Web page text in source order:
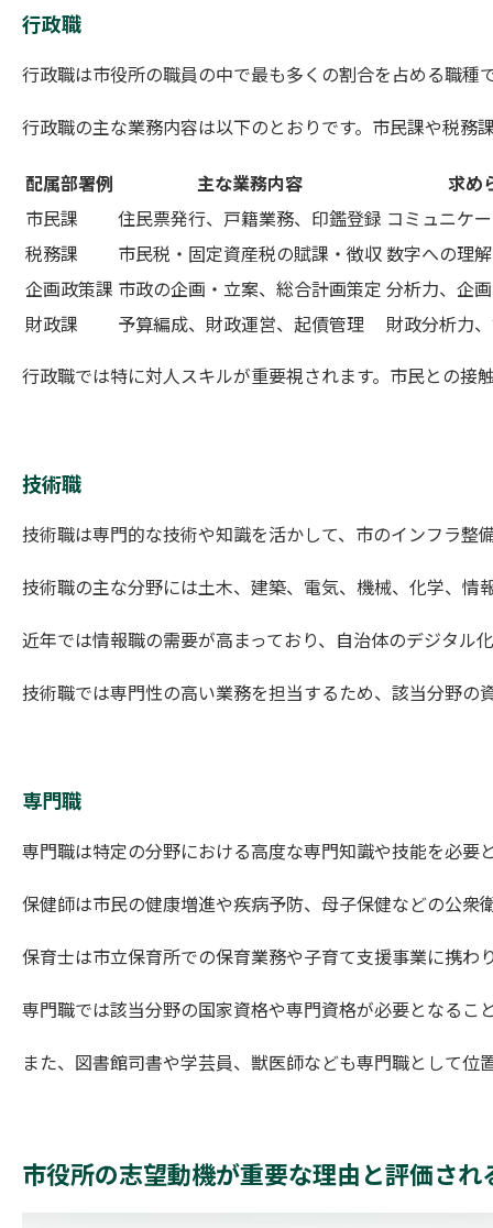
行政職
行政職は市役所の職員の中で最も多くの割合を占める職
行政職の主な業務内容は以下のとおりです。市民課や税
配属部署例 主な業務内容
求め
市民課
住民票発行、戸籍業務、印鑑登録 コミュニケ
税務課
市民税・固定資産税の賦課・徴収数字への理
企画政策課 市政の企画・立案、総合計画策定 分析力、企
財政課
予算編成、財政運営、起債管理
財政分析力
行政職では特に対人スキルが重要視されます。市民との
技術職
技術職は専門的な技術や知識を活かして、市のインフラ
技術職の主な分野には土木、建築、電気、機械、化学、
近年では情報職の需要が高まっており、自治体のデジタ
技術職では専門性の高い業務を担当するため、該当分野
専門職
専門職は特定の分野における高度な専門知識や技能を必
保健師は市民の健康増進や疾病予防、母子保健などの公
保育士は市立保育所での保育業務や子育て支援事業に携
専門職では該当分野の国家資格や専門資格が必要となる
また、図書館司書や学芸員、獣医師なども専門職として
市役所の志望動機が重要な理由と評価され